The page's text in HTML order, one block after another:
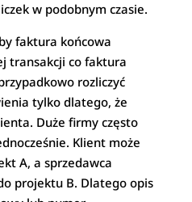
w podobnym czasie.
faktura końcowa
transakcji co faktura
rozliczyć
tylko dlatego, że
Duże firmy często
Klient może
A, a sprzedawca
projektu B. Dlatego opis